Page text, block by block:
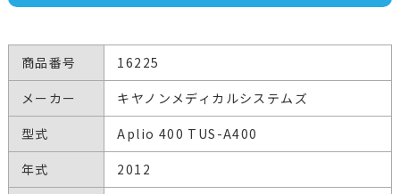
商品番号
16225
メーカー
キヤノンメディカルシステムズ
型式
Aplio 400 TUS-A400
年式
2012